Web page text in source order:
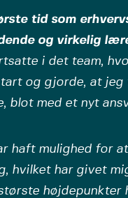
tid som
og virkelig
i det team,
og gjorde, at jeg
blot med et nyt
haft mulighed for
hvilket har givet
højdepunkter